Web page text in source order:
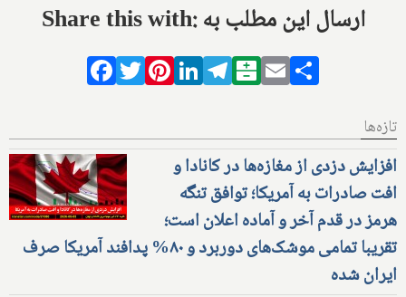
Share this with: ارسال این مطلب به
Facebook
TwitterPinterestLinkedIn
Telegram
Balatarin
Email
تازه‌ها
افزایش دزدی از مغازه‌ها در کانادا و
افت صادرات به آمریکا؛ توافق تنگه
هرمز در قدم آخر و آماده اعلان است؛
تقریبا تمامی موشک‌های دوربرد و ۸۰% پدافند آمریکا صرف
ایران شده